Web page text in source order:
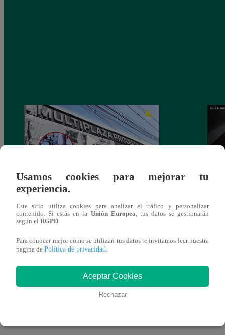
galería en San Juan de Lurigancho
También te puede
interesar
Usamos cookies para mejorar tu
experiencia.
Este sitio utiliza cookies para analizar el tráfico y personalizar
contenido. Si estás en la Unión Europea , tus datos se gestionarán
según el RGPD
Para conocer mejor como se utilizan tus datos te invitamos leer nuestra
pagina de Política de privacidad
Aceptar Cookies
Rechazar